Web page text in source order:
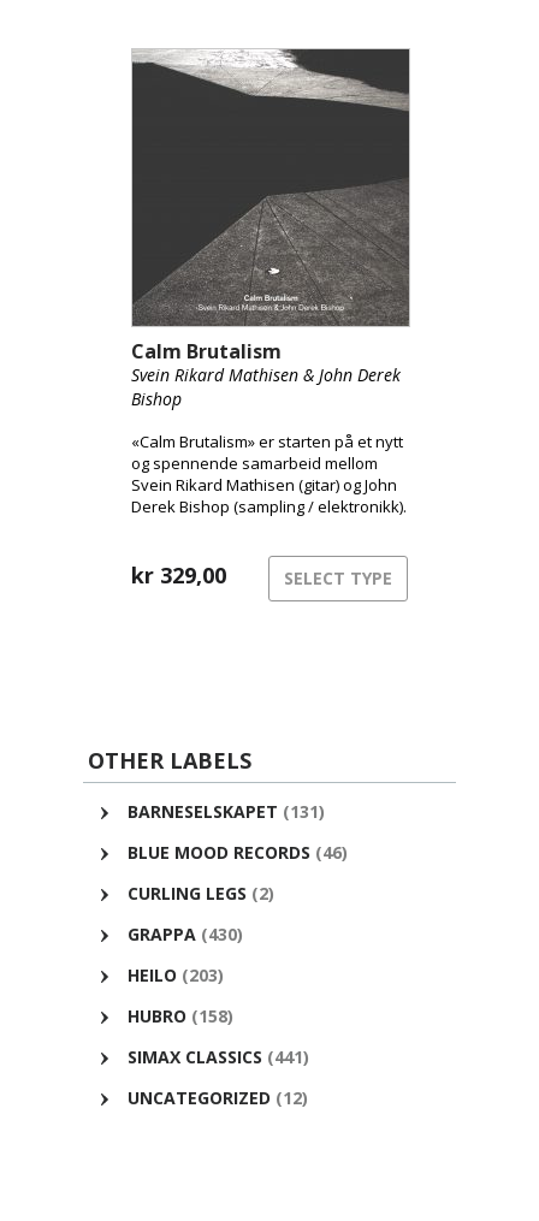
Calm Brutalism
Svein Rikard Mathisen & John Derek
Bishop
«Calm Brutalism» er starten på et nytt
og spennende samarbeid mellom
Svein Rikard Mathisen (gitar) og John
Derek Bishop (sampling / elektronikk).
til er ikke til en tilstand av
«grusomhet», men snarere til
“monumental, men sårbar».
kr 329,00 SELECT TYPE
OTHER LABELS
BARNESELSKAPET (131)
BLUE MOOD RECORDS (46)
CURLING LEGS (2)
GRAPPA (430)
HEILO (203)
HUBRO (158)
SIMAX CLASSICS (441)
UNCATEGORIZED (12)